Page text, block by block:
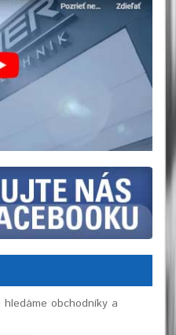
obchodníky a